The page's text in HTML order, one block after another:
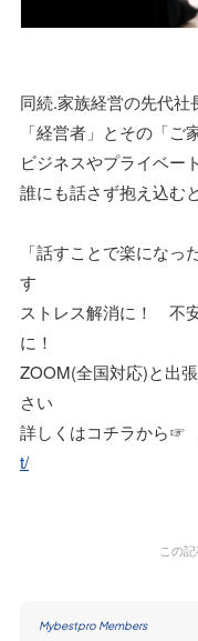
同続.家族経営の先代
「経営者」とその「
ビジネスやプライベー
誰にも話さず抱え込む
「話すことで楽にな
す
ストレス解消に！ 不
に！
ZOOM(全国対応)と出
さい
詳しくはコチラから☞
t/
この
Mybestpro Members